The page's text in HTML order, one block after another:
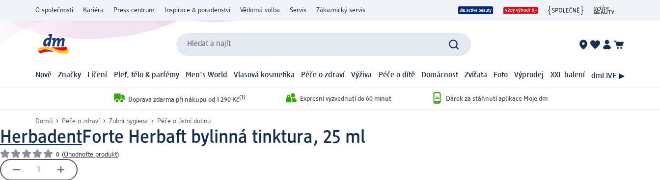
O společnosti Kariéra Press centrum Inspirace & poradenství Vědomá volba Servis Zákaznický servis
Hledat a najít
Nově Značky Líčení Pleť, tělo & parfémy Men's World Vlasová kosmetika Péče o zdraví Výživa Péče o dítě Domácnost Zvířata Foto Výprodej XXL balení dmLIVE ▶
Doprava zdarma při nákupu od 1 290 Kč(1) Expresní vyzvednutí do 60 minut Dárek za stáhnutí aplikace Moje dm
Domů Péče o zdraví Zubní hygiena Péče o ústní dutinu
HerbadentForte Herbaft bylinná tinktura, 25 ml
0 (Ohodnoťte produkt)